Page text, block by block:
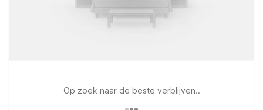
Op zoek naar de beste verblijven..